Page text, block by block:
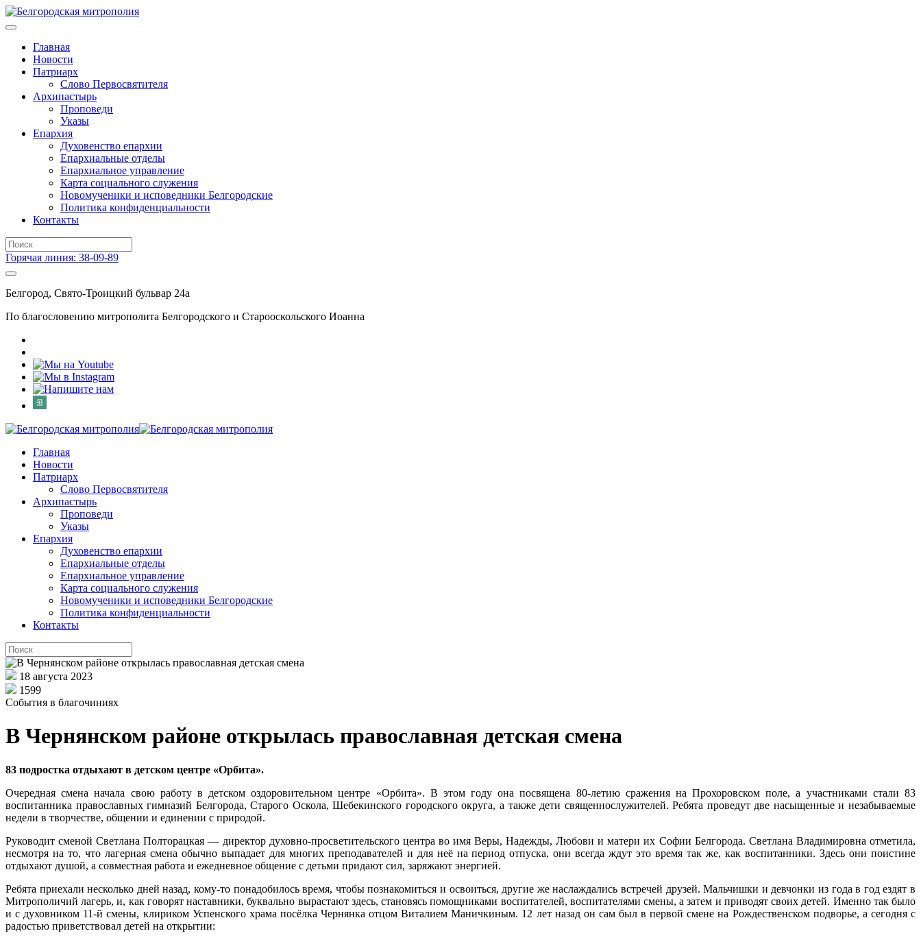
Главная
Новости
Патриарх
Слово Первосвятителя
Архипастырь
Проповеди
Указы
Епархия
Духовенство епархии
Епархиальные отделы
Епархиальное управление
Карта социального служения
Новомученики и исповедники Белгородские
Политика конфиденциальности
Контакты
Горячая линия: 38-09-89
Белгород, Свято-Троицкий бульвар 24а
По благословению митрополита Белгородского и Старооскольского Иоанна
Главная
Новости
Патриарх
Слово Первосвятителя
Архипастырь
Проповеди
Указы
Епархия
Духовенство епархии
Епархиальные отделы
Епархиальное управление
Карта социального служения
Новомученики и исповедники Белгородские
Политика конфиденциальности
Контакты
18 августа 2023
1599
События в благочиниях
В Чернянском районе открылась православная детская смена
83 подростка отдыхают в детском центре «Орбита».
Очередная смена начала свою работу в детском оздоровительном центре «Орбита». В этом году она посвящена 80-летию сражения на Прохоровском поле, а участниками стали 83
воспитанника православных гимназий Белгорода, Старого Оскола, Шебекинского городского округа, а также дети священнослужителей. Ребята проведут две насыщенные и незабываемые
недели в творчестве, общении и единении с природой.
Руководит сменой Светлана Полторацкая — директор духовно-просветительского центра во имя Веры, Надежды, Любови и матери их Софии Белгорода. Светлана Владимировна отметила,
несмотря на то, что лагерная смена обычно выпадает для многих преподавателей и для неё на период отпуска, они всегда ждут это время так же, как воспитанники. Здесь они поистине
отдыхают душой, а совместная работа и ежедневное общение с детьми придают сил, заряжают энергией.
Ребята приехали несколько дней назад, кому-то понадобилось время, чтобы познакомиться и освоиться, другие же наслаждались встречей друзей. Мальчишки и девчонки из года в год ездят в
Митрополичий лагерь, и, как говорят наставники, буквально вырастают здесь, становясь помощниками воспитателей, воспитателями смены, а затем и приводят своих детей. Именно так было
и с духовником 11-й смены, клириком Успенского храма посёлка Чернянка отцом Виталием Маничкиным. 12 лет назад он сам был в первой смене на Рождественском подворье, а сегодня с
радостью приветствовал детей на открытии: